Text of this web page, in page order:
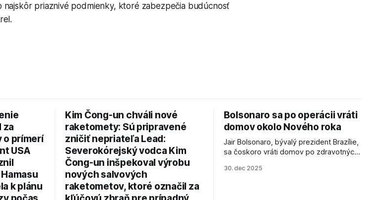
priaznivé podmienky, ktoré zabezpečia budúcnosť
za
o prímerí
USA
k plánu
Kim Čong-un chváli nové
raketomety: Sú pripravené
zničiť nepriateľa Lead:
Severokórejský vodca Kim
Čong-un inšpekoval výrobu
nových salvových
raketometov, ktoré označil za
Bolsonaro sa po operácii vráti
domov okolo Nového roka
Jair Bolsonaro, bývalý prezident Brazílie,
sa čoskoro vráti domov po zdravotných
30. dec 2025